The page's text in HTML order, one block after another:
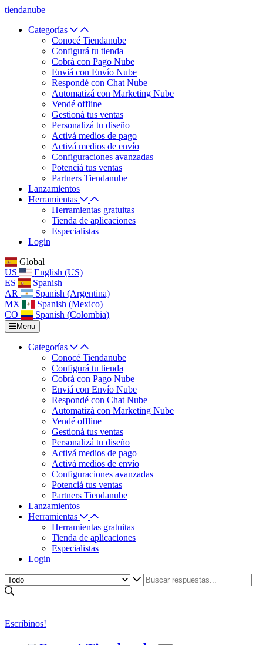
tiendanube
Categorías
Conocé Tiendanube
Configurá tu tienda
Cobrá con Pago Nube
Enviá con Envío Nube
Respondé con Chat Nube
Automatizá con Marketing Nube
Vendé offline
Gestioná tus ventas
Personalizá tu diseño
Activá medios de pago
Activá medios de envío
Configuraciones avanzadas
Potenciá tus ventas
Partners Tiendanube
Lanzamientos
Herramientas
Herramientas gratuitas
Tienda de aplicaciones
Especialistas
Login
Global
US
English (US)
ES
Spanish
AR
Spanish (Argentina)
MX
Spanish (Mexico)
CO
Spanish (Colombia)
Menu
Categorías
Conocé Tiendanube
Configurá tu tienda
Cobrá con Pago Nube
Enviá con Envío Nube
Respondé con Chat Nube
Automatizá con Marketing Nube
Vendé offline
Gestioná tus ventas
Personalizá tu diseño
Activá medios de pago
Activá medios de envío
Configuraciones avanzadas
Potenciá tus ventas
Partners Tiendanube
Lanzamientos
Herramientas
Herramientas gratuitas
Tienda de aplicaciones
Especialistas
Login
Escribinos!